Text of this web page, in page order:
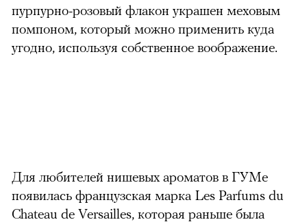
пурпурно-розовый флакон украшен меховым
помпоном, который можно применить куда
угодно, используя собственное воображение.
Для любителей нишевых ароматов в ГУМе
появилась французская марка Les Parfums du
Chateau de Versailles, которая раньше была